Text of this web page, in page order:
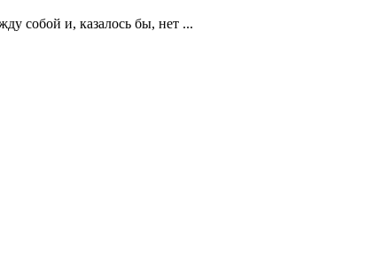
собой и, казалось бы, нет ...